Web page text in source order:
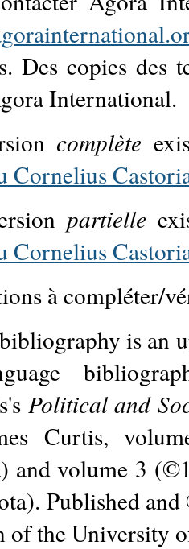
Des copies des
International.
complète
Cornelius
partielle
Cornelius
à compléter/
is an
Political and
Curtis,
and volume 3
Published
of the University